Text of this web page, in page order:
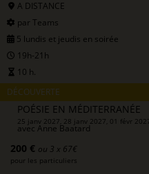
A DISTANCE
par Teams
5 lundis et jeudis en soirée
19h-21h
10 h.
DÉCOUVERTE
POÉSIE EN MÉDITERRANÉE
25 janv 2027, 28 janv 2027, 01 févr
avec Anne Baatard
200 € ou 3 x 67€
pour les particuliers